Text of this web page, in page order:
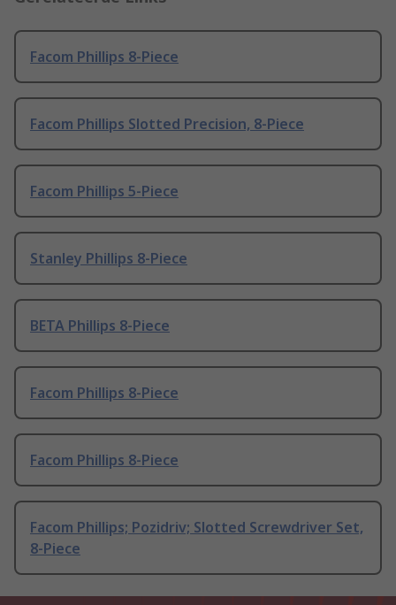
Facom Phillips 8-Piece
Facom Phillips Slotted Precision, 8-Piece
Facom Phillips 5-Piece
Stanley Phillips 8-Piece
BETA Phillips 8-Piece
Facom Phillips 8-Piece
Facom Phillips 8-Piece
Facom Phillips; Pozidriv; Slotted Screwdriver Set,
8-Piece